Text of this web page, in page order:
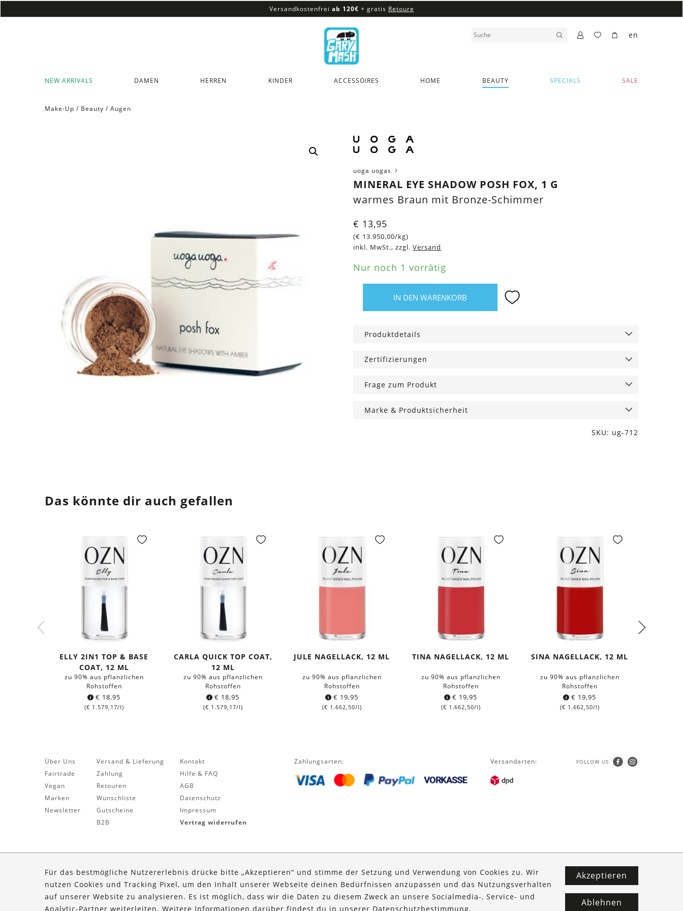
Versandkostenfrei ab 120€ + gratis Retoure
Versandkostenfreiab 120€
NEW ARRIVALS DAMEN HERREN KINDER ACCESSOIRES HOME BEAUTY SPECIALS SALE
en
Make-Up / Beauty / Augen
uoga uogas
MINERAL EYE SHADOW POSH FOX, 1 G
warmes Braun mit Bronze-Schimmer
€ 13,95
(€ 13.950,00/kg)
inkl. MwSt., zzgl. Versand
Nur noch 1 vorrätig
Posh
Menge
IN DEN WARENKORB
Produktdetails
Zertifizierungen
Frage zum Produkt
Marke & Produktsicherheit
SKU: ug-712
Das könnte dir auch gefallen
ELLY 2IN1 TOP & BASE
COAT, 12 ML
zu 90% aus pflanzlichen
Rohstoffen
€ 18,95
(€ 1.579,17/l)
CARLA QUICK TOP COAT,
12 ML
zu 90% aus pflanzlichen
Rohstoffen
€ 18,95
(€ 1.579,17/l)
JULE NAGELLACK, 12 ML
zu 90% aus pflanzlichen
Rohstoffen
€ 19,95
(€ 1.662,50/l)
TINA NAGELLACK, 12 ML
zu 90% aus pflanzlichen
Rohstoffen
€ 19,95
(€ 1.662,50/l)
SINA NAGELLACK, 12 ML
zu 90% aus pflanzlichen
Rohstoffen
€ 19,95
(€ 1.662,50/l)
Über Uns
Fairtrade
Vegan
Marken
Newsletter
Versand & Lieferung
Zahlung
Retouren
Wunschliste
Gutscheine
B2B
Kontakt
Hilfe & FAQ
AGB
Datenschutz
Impressum
Vertrag widerrufen
Zahlungsarten: Versandarten: FOLLOW US
Für das bestmögliche Nutzererlebnis drücke bitte „Akzeptieren“ und stimme der Setzung und Verwendung von Cookies zu. Wir
nutzen Cookies und Tracking Pixel, um den Inhalt unserer Webseite deinen Bedürfnissen anzupassen und das Nutzungsverhalten
auf unserer Website zu analysieren. Es ist möglich, dass wir die Daten zu diesem Zweck an unsere Socialmedia-, Service- und
Analytic-Partner weiterleiten. Weitere Informationen darüber findest du in unserer Datenschutzbestimmung.
Akzeptieren
Ablehnen